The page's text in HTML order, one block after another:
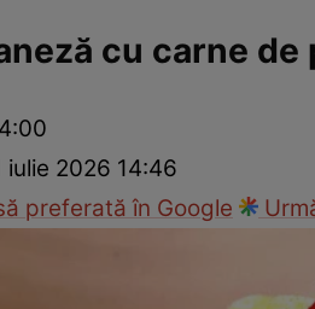
cu carne de
iulie 2026 14:46
preferată în Google